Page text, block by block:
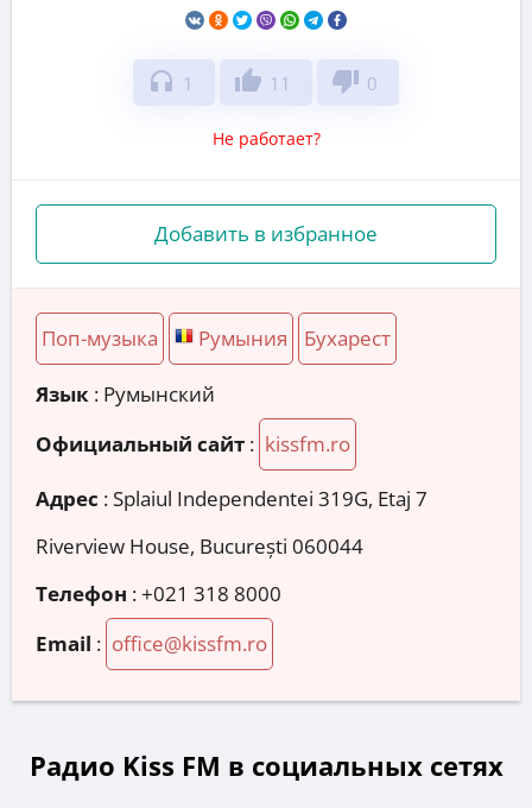
headphones 1 thumb_up 11 thumb_down 0
Не работает?
Добавить в избранное
Поп-музыка Румыния Бухарест
Язык : Румынский
Официальный сайт : kissfm.ro
Адрес :Splaiul Independentei 319G, Etaj 7
Riverview House, București 060044
Телефон :+021 318 8000
Email : office@kissfm.ro
Радио Kiss FM в социальных сетях